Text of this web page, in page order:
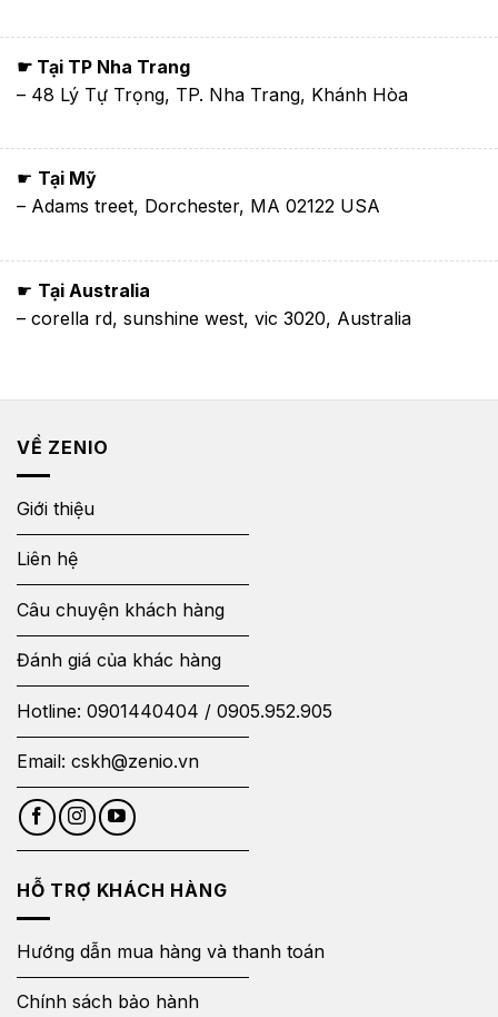
☛ Tại TP Nha Trang
– 48 Lý Tự Trọng, TP. Nha Trang, Khánh Hòa
☛ Tại Mỹ
– Adams treet, Dorchester, MA 02122 USA
☛ Tại Australia
– corella rd, sunshine west, vic 3020, Australia
VỀ ZENIO
Giới thiệu
Liên hệ
Câu chuyện khách hàng
Đánh giá của khác hàng
Hotline: 0901440404 / 0905.952.905
Email: cskh@zenio.vn
HỖ TRỢ KHÁCH HÀNG
Hướng dẫn mua hàng và thanh toán
Chính sách bảo hành